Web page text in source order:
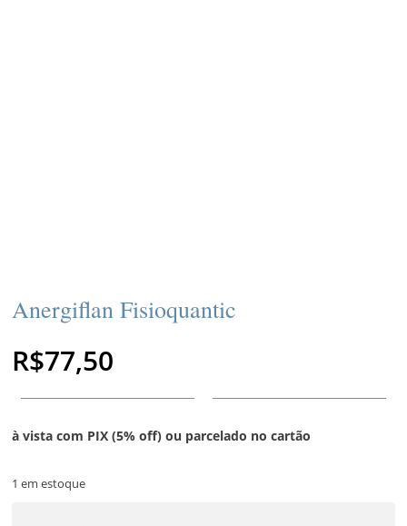
Anergiflan Fisioquantic
R$77,50
à vista com PIX (5% off) ou parcelado no cartão
1 em estoque